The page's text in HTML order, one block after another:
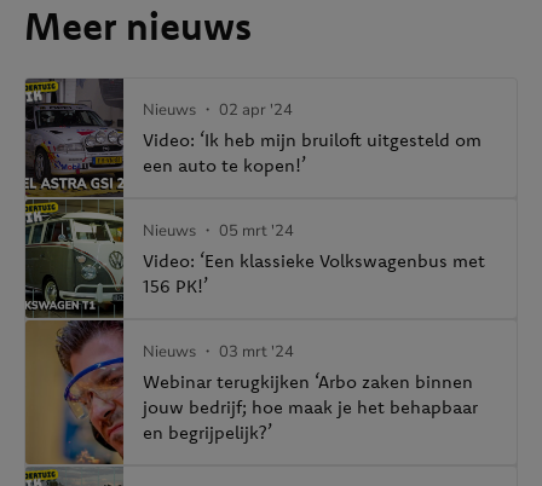
Meer nieuws
Nieuws ・ 02 apr '24
Video: ‘Ik heb mijn bruiloft uitgesteld om
een auto te kopen!’
Nieuws ・ 05 mrt '24
Video: ‘Een klassieke Volkswagenbus met
156 PK!’
Nieuws ・ 03 mrt '24
Webinar terugkijken ‘Arbo zaken binnen
jouw bedrijf; hoe maak je het behapbaar
en begrijpelijk?’